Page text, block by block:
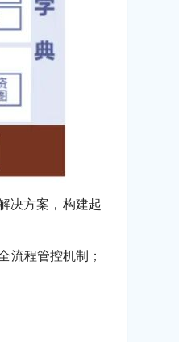
决方案，构建起
流程管控机制；